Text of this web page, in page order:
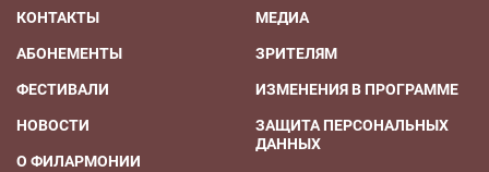
КОНТАКТЫ
АБОНЕМЕНТЫ
ФЕСТИВАЛИ
НОВОСТИ
О ФИЛАРМОНИИ
МЕДИА
ЗРИТЕЛЯМ
ИЗМЕНЕНИЯ В ПРОГРАММЕ
ЗАЩИТА ПЕРСОНАЛЬНЫХ
ДАННЫХ